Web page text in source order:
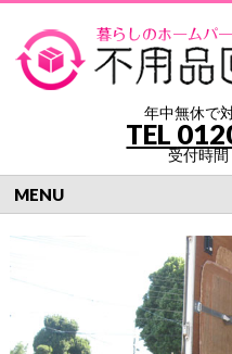
年中無休で
TEL
受付時
MENU